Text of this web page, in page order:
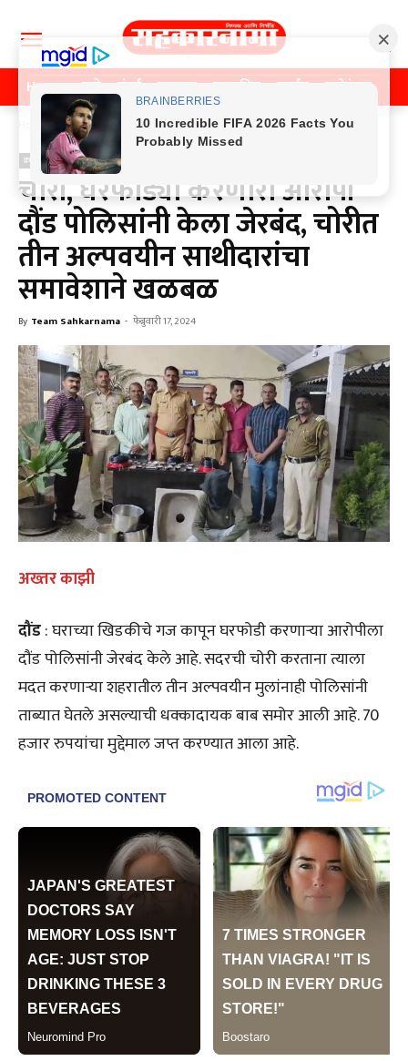
Home पुणे मुंबई महाराष्ट्र राजकीय क्राईम मनोरंजन
Home क्राईम
क्राईम
चोरी, घरफोड्या करणारा आरोपी
दौंड पोलिसांनी केला जेरबंद, चोरीत
तीन अल्पवयीन साथीदारांचा
समावेशाने खळबळ
By Team Sahkarnama - फेब्रुवारी 17, 2024
अख्तर काझी
दौंड: घराच्या खिडकीचे गज कापून घरफोडी करणाऱ्या आरोपीला
दौंड पोलिसांनी जेरबंद केले आहे. सदरची चोरी करताना त्याला
मदत करणाऱ्या शहरातील तीन अल्पवयीन मुलांनाही पोलिसांनी
ताब्यात घेतले असल्याची धक्कादायक बाब समोर आली आहे. 70
हजार रुपयांचा मुद्देमाल जप्त करण्यात आला आहे.